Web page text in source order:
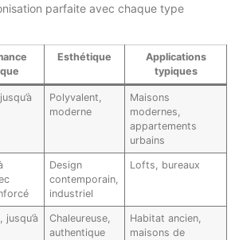
parfaite avec chaque type
Esthétique
Applications
typiques
Polyvalent,
moderne
Maisons
modernes,
appartements
urbains
Design
contemporain,
industriel
Lofts, bureaux
jusqu’à
Chaleureuse,
authentique
Habitat ancien,
maisons de